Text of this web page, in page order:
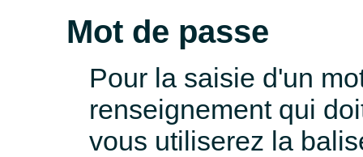
Mot de passe
Pour la saisie d'un
renseignement qui
vous utiliserez la